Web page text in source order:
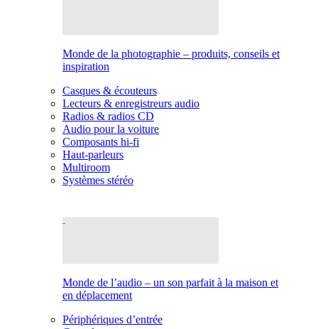
Monde de la photographie – produits, conseils et
inspiration
Casques & écouteurs
Lecteurs & enregistreurs audio
Radios & radios CD
Audio pour la voiture
Composants hi-fi
Haut-parleurs
Multiroom
Systèmes stéréo
Monde de l’audio – un son parfait à la maison et
en déplacement
Périphériques d’entrée